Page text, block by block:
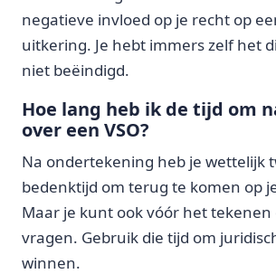
negatieve invloed op je recht op
uitkering. Je hebt immers zelf het
niet beëindigd.
Hoe lang heb ik de tijd om
over een VSO?
Na ondertekening heb je wettelijk
bedenktijd om terug te komen op
Maar je kunt ook vóór het
vragen. Gebruik die tijd om
winnen.